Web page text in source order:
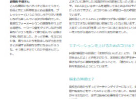
大学公式サ
〒004-8631 北海道札幌市厚別区大
Tel：011-891-2731（代表）